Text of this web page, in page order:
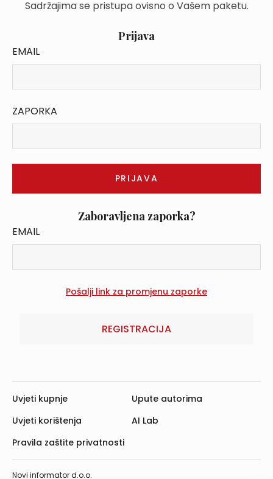
Sadržajima se pristupa ovisno o Vašem paketu.
Prijava
EMAIL
ZAPORKA
Zaboravljena zaporka?
EMAIL
REGISTRACIJA
Novi informator d.o.o.
Uvjeti kupnje
Uvjeti korištenja
Pravila zaštite privatnosti
Upute autorima
AI Lab